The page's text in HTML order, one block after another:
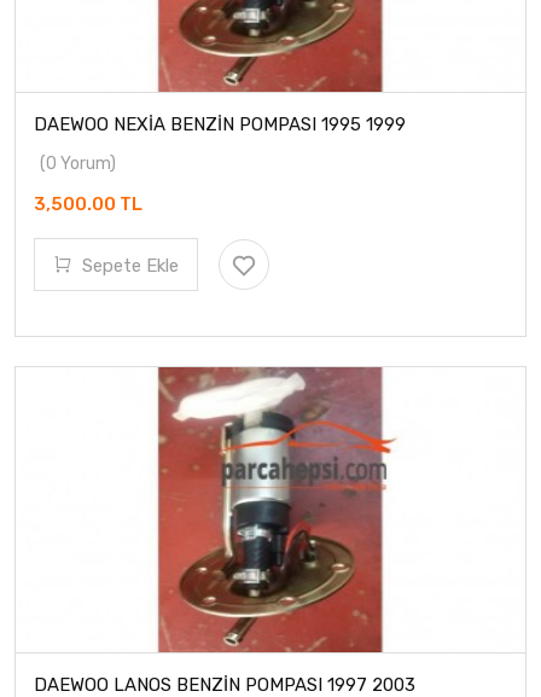
DAEWOO NEXİA BENZİN POMPASI 1995 1999
(0 Yorum)
3,500.00 TL
Sepete Ekle
DAEWOO LANOS BENZİN POMPASI 1997 2003